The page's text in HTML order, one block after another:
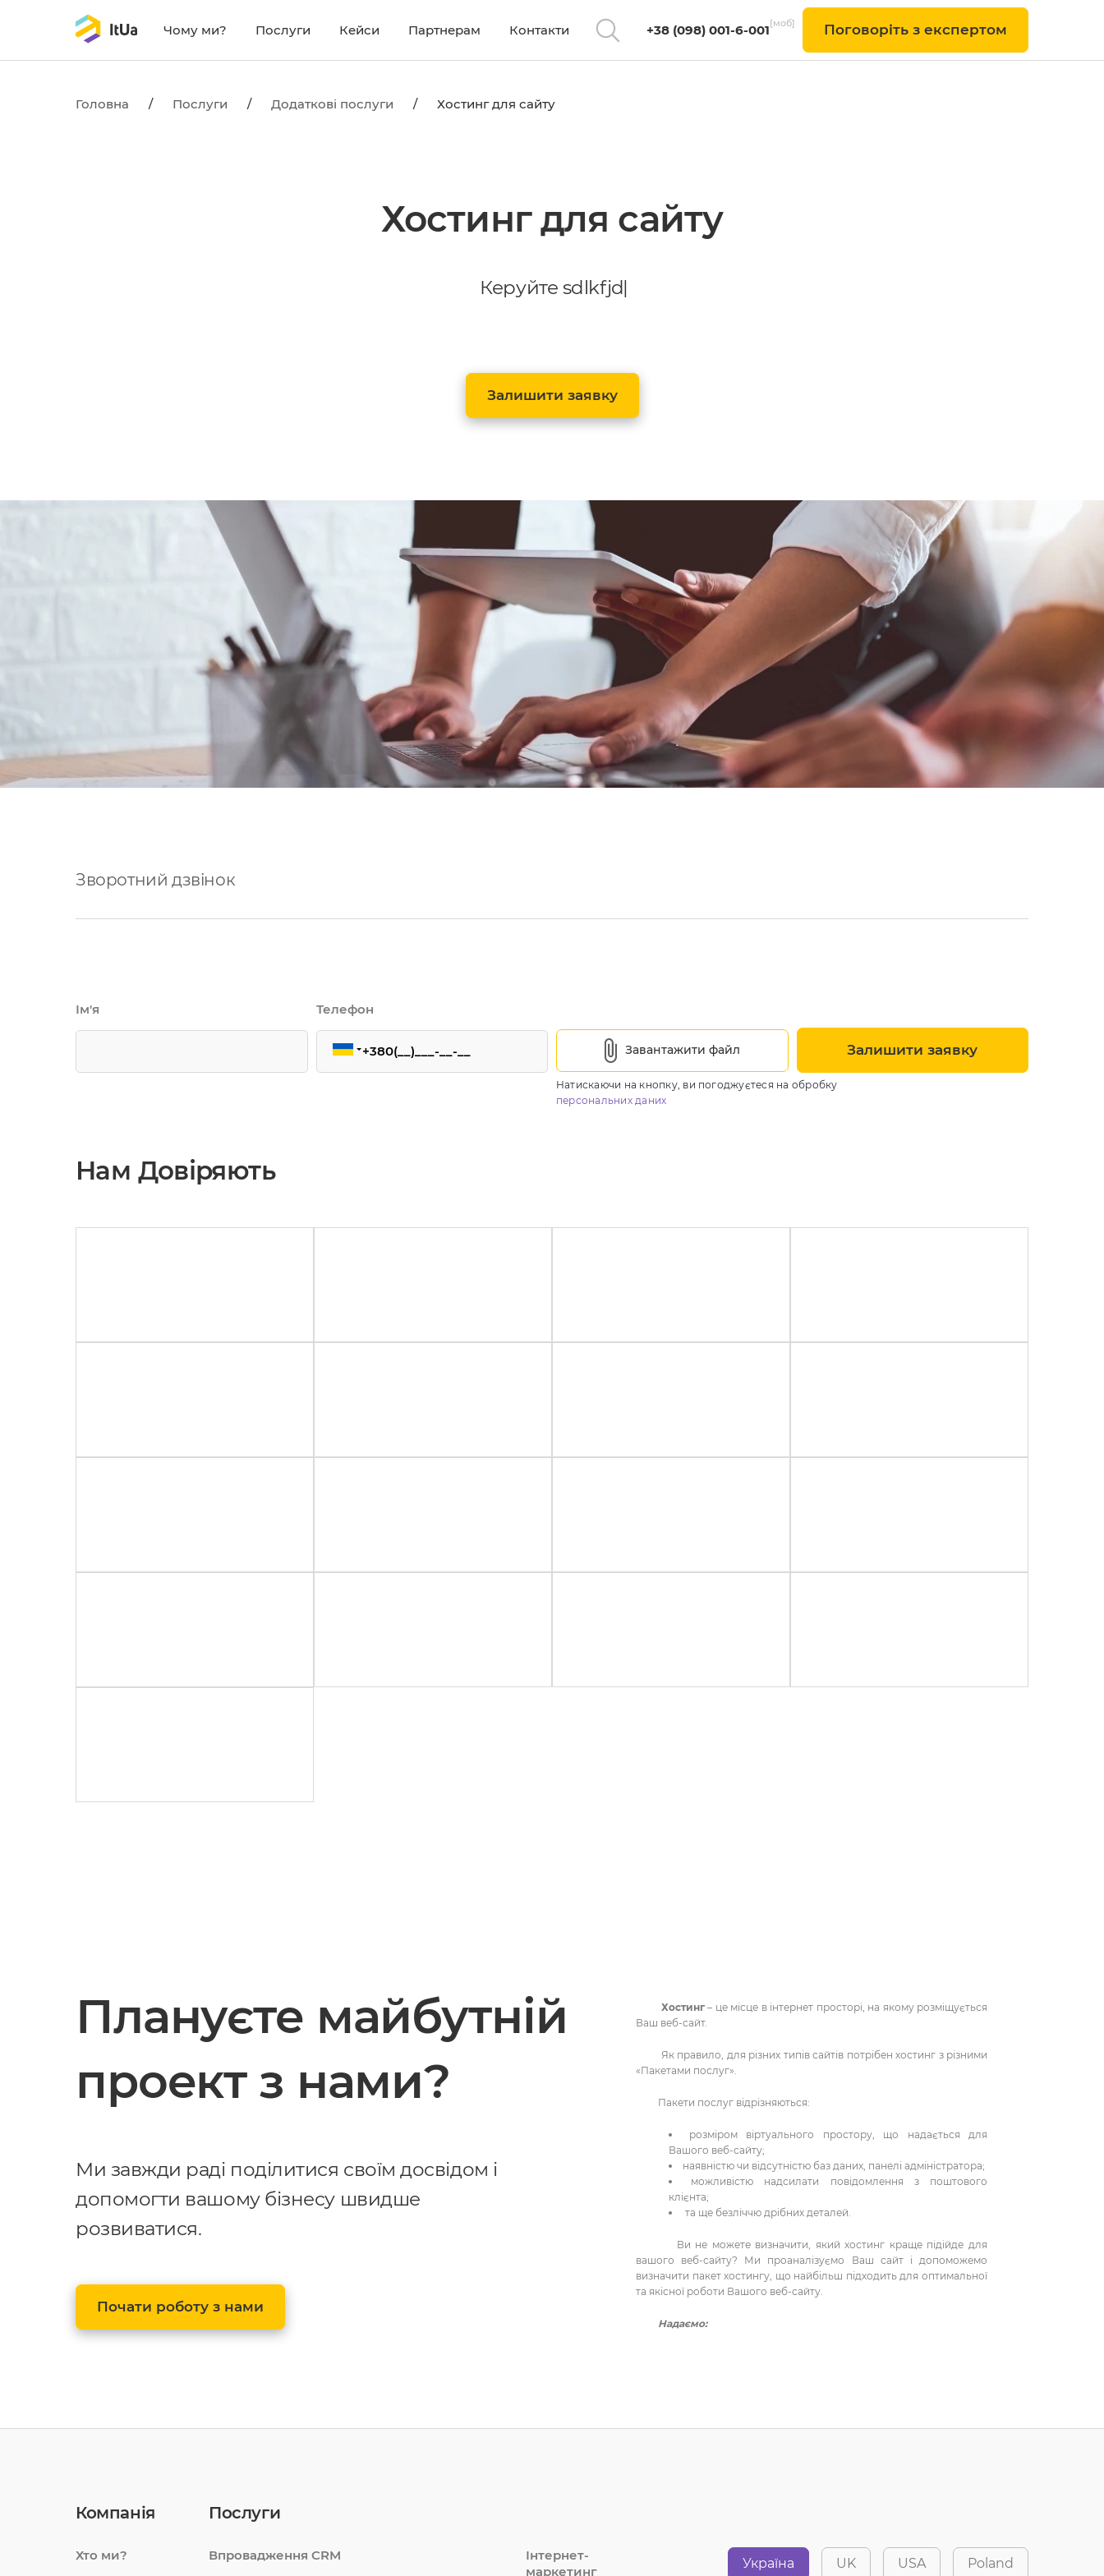
Чому ми? Послуги Кейси Партнерам Контакти +38 (098) 001-6-001[моб] Поговоріть з експертом
Головна / Послуги / Додаткові послуги / Хостинг для сайту
Хостинг для сайту
Керуйте |
Залишити заявку
Зворотний дзвінок
Ім'я Телефон
Натискаючи на кнопку, ви погоджуєтеся на обробку
персональних даних
Завантажити файл Залишити заявку
Нам Довіряють
Плануєте майбутній
проект з нами?
Ми завжди раді поділитися своїм досвідом і
допомогти вашому бізнесу швидше
розвиватися.
Почати роботу з нами
Хостинг – це місце в інтернет просторі, на якому розміщується
Ваш веб-сайт.
Як правило, для різних типів сайтів потрібен хостинг з різними
«Пакетами послуг».
Пакети послуг відрізняються:
розміром віртуального простору, що надається для
Вашого веб-сайту;
наявністю чи відсутністю баз даних, панелі адміністратора;
можливістю надсилати повідомлення з поштового
клієнта;
та ще безліччю дрібних деталей.
Ви не можете визначити, який хостинг краще підійде для
вашого веб-сайту? Ми проаналізуємо Ваш сайт і допоможемо
визначити пакет хостингу, що найбільш підходить для оптимальної
та якісної роботи Вашого веб-сайту.
Надаємо:
Компанія
Хто ми?
Послуги
Впровадження CRM
Інтернет-
маркетинг
Україна UK USA Poland